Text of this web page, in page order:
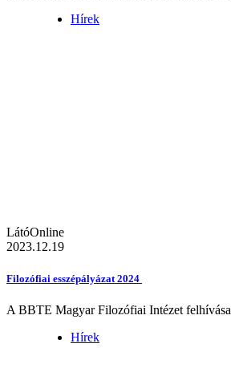
Hírek
LátóOnline
2023.12.19
Filozófiai esszépályázat 2024
A BBTE Magyar Filozófiai Intézet felhívása
Hírek